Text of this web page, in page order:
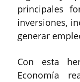
principales
inversiones,
generar
Con esta
Economía